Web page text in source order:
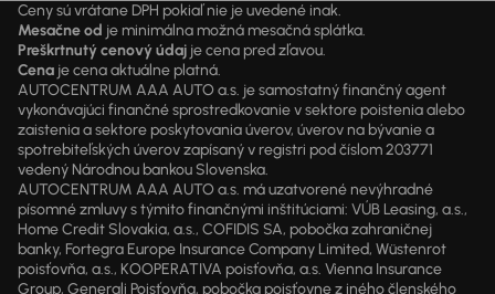
Ceny sú vrátane DPH pokiaľ nie je uvedené inak.
Mesačne od je minimálna možná mesačná splátka.
Preškrtnutý cenový údaj je cena pred zľavou.
Cena je cena aktuálne platná.
AUTOCENTRUM AAA AUTO a.s. je samostatný finančný agent
vykonávajúci finančné sprostredkovanie v sektore poistenia alebo
zaistenia a sektore poskytovania úverov, úverov na bývanie a
spotrebiteľských úverov zapísaný v registri pod číslom 203771
vedený Národnou bankou Slovenska.
AUTOCENTRUM AAA AUTO a.s. má uzatvorené nevýhradné
písomné zmluvy s týmito finančnými inštitúciami: VÚB Leasing, a.s.,
Home Credit Slovakia, a.s., COFIDIS SA, pobočka zahraničnej
banky, Fortegra Europe Insurance Company Limited, Wüstenrot
poisťovňa, a.s., KOOPERATIVA poisťovňa, a.s. Vienna Insurance
Group, Generali Poisťovňa, pobočka poisťovne z iného členského